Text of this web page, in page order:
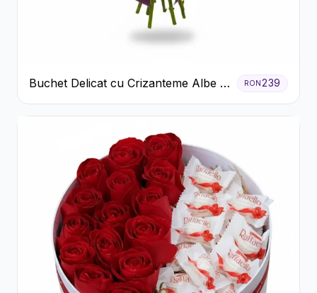
Buchet Delicat cu Crizanteme Albe și
Mov
RON239